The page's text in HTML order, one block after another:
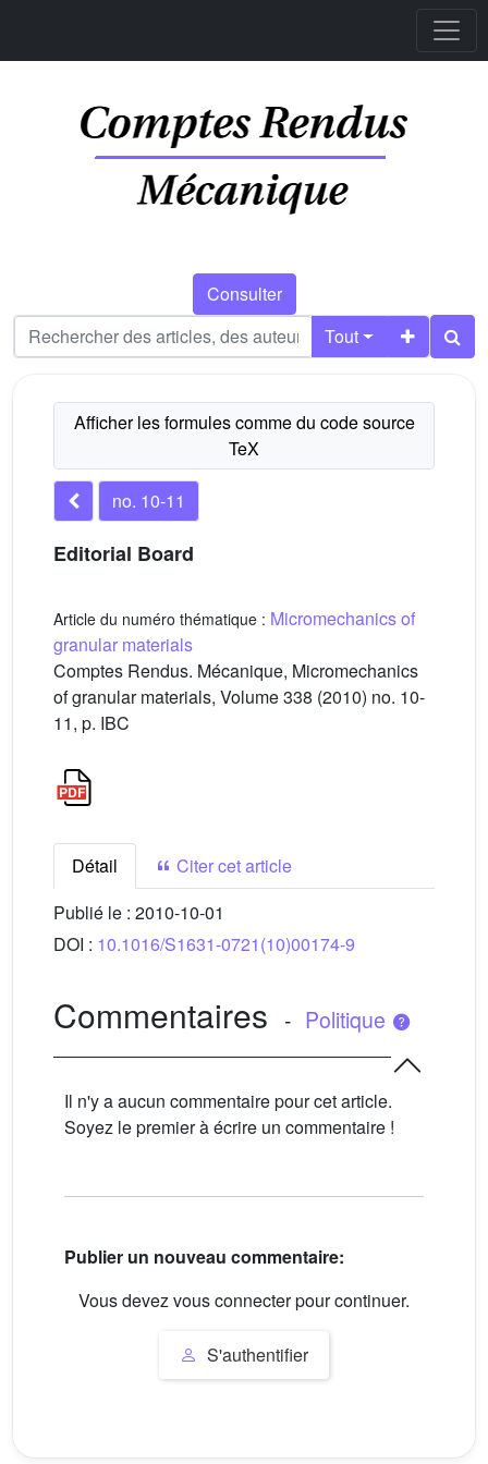
Consulter
Tout
no. 10-11
Editorial Board
Article du numéro thématique : Micromechanics of
granular materials
Comptes Rendus. Mécanique, Micromechanics
of granular materials, Volume 338 (2010) no. 10-
11, p. IBC
Détail
Citer cet article
Publié le : 2010-10-01
DOI : 10.1016/S1631-0721(10)00174-9
Commentaires - Politique
Il n'y a aucun commentaire pour cet article.
Soyez le premier à écrire un commentaire !
Publier un nouveau commentaire:
Vous devez vous connecter pour continuer.
S'authentifier